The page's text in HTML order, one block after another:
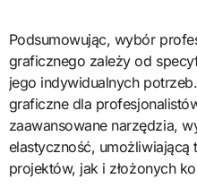
Podsumowując, wybór
graficznego zależy od
jego indywidualnych
graficzne dla
zaawansowane narzędzia,
elastyczność,
projektów, jak i złożonych